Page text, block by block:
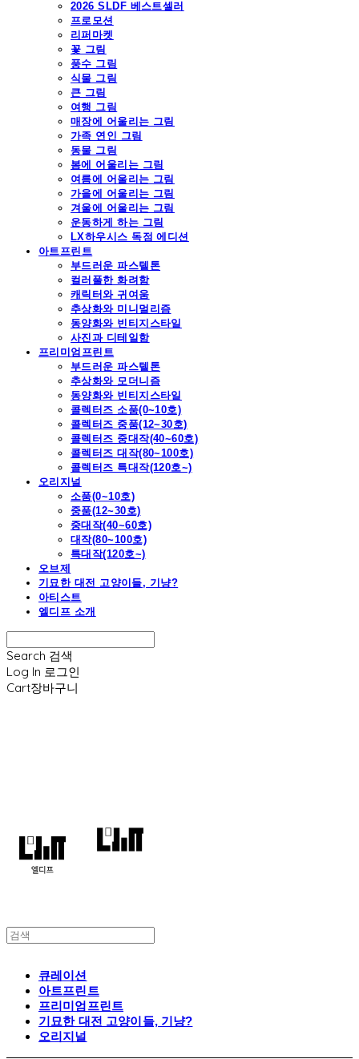
2026 SLDF 베스트셀러
프로모션
리퍼마켓
꽃 그림
풍수 그림
식물 그림
큰 그림
여행 그림
매장에 어울리는 그림
가족 연인 그림
동물 그림
봄에 어울리는 그림
여름에 어울리는 그림
가을에 어울리는 그림
겨울에 어울리는 그림
운동하게 하는 그림
LX하우시스 독점 에디션
아트프린트
부드러운 파스텔톤
컬러풀한 화려함
캐릭터와 귀여움
추상화와 미니멀리즘
동양화와 빈티지스타일
사진과 디테일함
프리미엄프린트
부드러운 파스텔톤
추상화와 모더니즘
동양화와 빈티지스타일
콜렉터즈 소품(0~10호)
콜렉터즈 중품(12~30호)
콜렉터즈 중대작(40~60호)
콜렉터즈 대작(80~100호)
콜렉터즈 특대작(120호~)
오리지널
소품(0~10호)
중품(12~30호)
중대작(40~60호)
대작(80~100호)
특대작(120호~)
오브제
기묘한 대전 고양이들, 기냥?
아티스트
엘디프 소개
Search 검색
Log In 로그인
Cart장바구니
큐레이션
아트프린트
프리미엄프린트
기묘한 대전 고양이들, 기냥?
오리지널